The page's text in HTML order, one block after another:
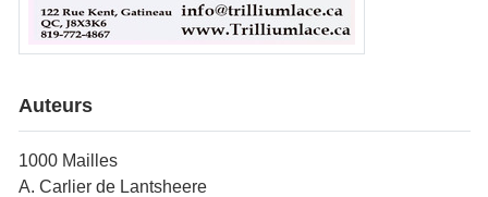
Auteurs
1000 Mailles
A. Carlier de Lantsheere